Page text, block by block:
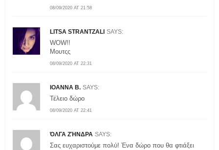
08/09/2020 AT 21:58
LITSA STRANTZALI SAYS:
08/09/2020 AT 22:31
WOW!!
Μουτςς
IOANNA B. SAYS:
08/09/2020 AT 22:41
Τέλειο δώρο
ΌΛΓΑ ΖΉΝΔΡΑ SAYS:
Σας ευχαριστούμε πολύ! Ένα δώρο που θα φτιάξει